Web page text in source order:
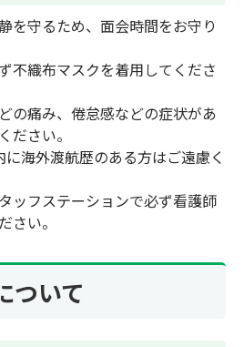
を守るため、面会時間をお守り
不織布マスクを着用してくださ
の痛み、倦怠感などの症状があ
ださい。
に海外渡航歴のある方はご遠慮く
ッフステーションで必ず看護師
さい。
ついて